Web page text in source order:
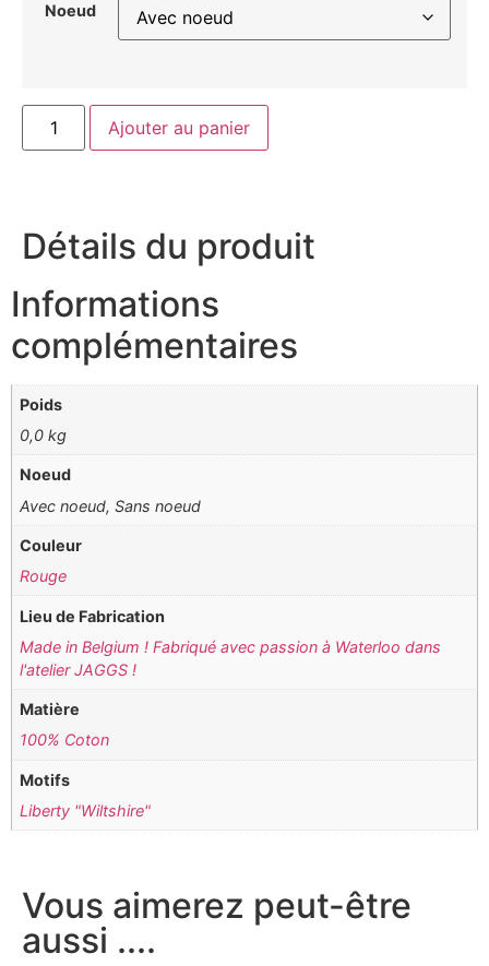
Noeud
Ajouter au panier
Détails du produit
Informations
complémentaires
Poids
0,0 kg
Noeud
Avec noeud, Sans noeud
Couleur
Rouge
Lieu de Fabrication
Made in Belgium ! Fabriqué avec passion à Waterloo dans
l'atelier JAGGS !
Matière
100% Coton
Motifs
Liberty "Wiltshire"
Vous aimerez peut-être
aussi ....